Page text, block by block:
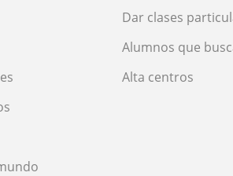
Dar clases
Alumnos que
Alta centros